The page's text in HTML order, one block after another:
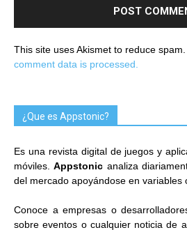
This site uses Akismet to reduce spam.
comment data is processed.
¿Que es Appstonic?
Es una revista digital de juegos y
móviles.Appstonic analiza
del mercado apoyándose en variables
Conoce a empresas o
sobre eventos o cualquier noticia de